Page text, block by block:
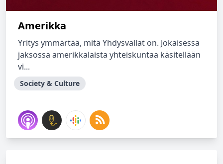
Amerikka
Yritys ymmärtää, mitä Yhdysvallat on. Jokaisessa
jaksossa amerikkalaista yhteiskuntaa käsitellään
vi...
Society & Culture